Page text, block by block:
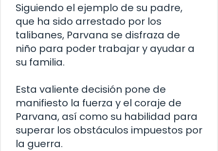
Siguiendo el ejemplo de su padre,
que ha sido arrestado por los
talibanes, Parvana se disfraza de
niño para poder trabajar y ayudar a
su familia.
Esta valiente decisión pone de
manifiesto la fuerza y el coraje de
Parvana, así como su habilidad para
superar los obstáculos impuestos por
la guerra.